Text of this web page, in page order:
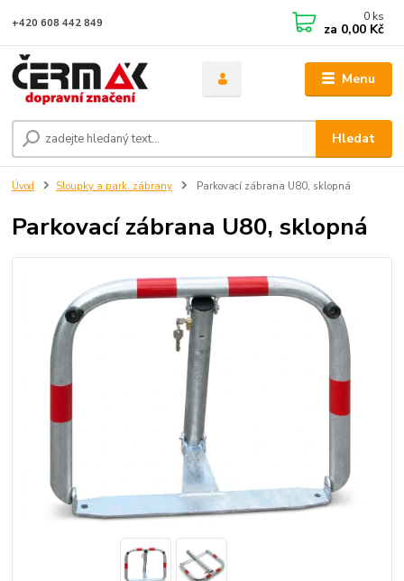
Menu
Hledat
+420 608 442 849 0 ks
za 0,00 Kč
Úvod Sloupky a park. zábrany Parkovací zábrana U80, sklopná
Parkovací zábrana U80, sklopná